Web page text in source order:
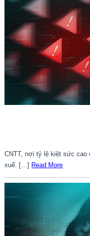
CNTT, nơi tỷ lệ kiệt sức cao
xuể. […] Read More